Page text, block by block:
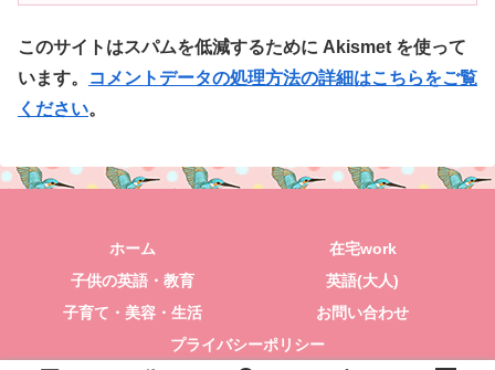
このサイトはスパムを低減するために Akismet を使って
います。
コメントデータの処理方法の詳細はこちらをご覧
ください。
ホーム
在宅work
子供の英語・教育
英語(大人)
子育て・美容・生活
お問い合わせ
プライバシーポリシー